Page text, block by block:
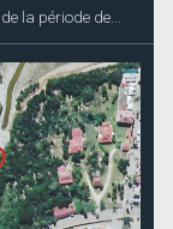
la période de...